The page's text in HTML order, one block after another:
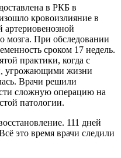
в РКБ в
кровоизлияние в
артериовенозной
мозга. При обследовании
сроком 17 недель.
практики, когда с
угрожающими жизни
Врачи решили
сложную операцию на
патологии.
111 дней
это время врачи следили